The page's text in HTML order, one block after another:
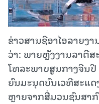
ຂ່າວສານຊີອາໄອລາຍງ
ວ່າ: ພາຍຫຼັງງານລາຕີ
ໂທລະພາບສູນກາງຈີນ
ຍົນມະນຸດບົນເວທີສະແດ
ຫຼາຍຈາກສື່ມວນຊົນສາ